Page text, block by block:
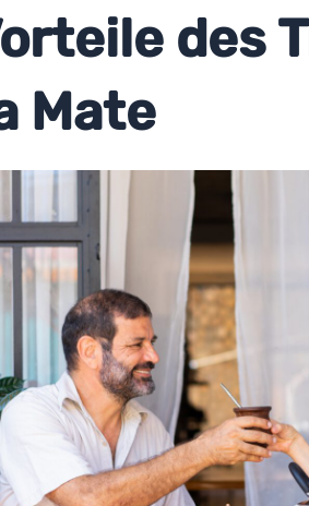
des
Mate